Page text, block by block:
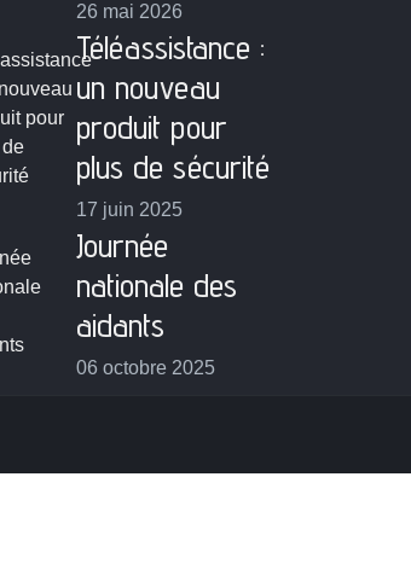
26 mai 2026
Téléassistance :
un nouveau
produit pour
plus de sécurité
17 juin 2025
Journée
nationale des
aidants
06 octobre 2025